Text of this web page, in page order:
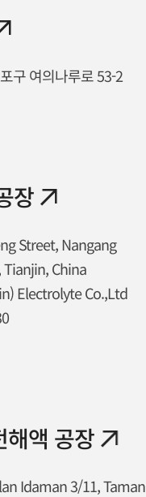
구 여의나루로 53-2
장
Street, Nangang
China
Electrolyte Co.,Ltd
해액 공장
Idaman 3/11, Taman